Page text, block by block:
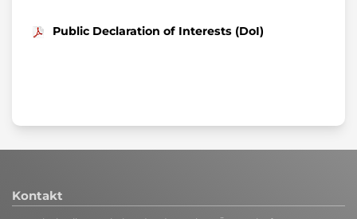
Public Declaration of Interests (DoI)
Kontakt